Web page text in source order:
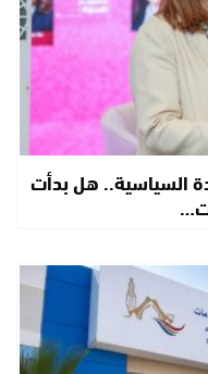
السياسية.. هل بدأت